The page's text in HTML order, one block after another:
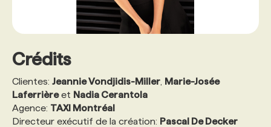
Crédits
Clientes: Jeannie Vondjidis-Miller Marie-Josée
Laferrièreet Nadia Cerantola
Agence: TAXI Montréal
Directeur exécutif de la création: Pascal De Decker